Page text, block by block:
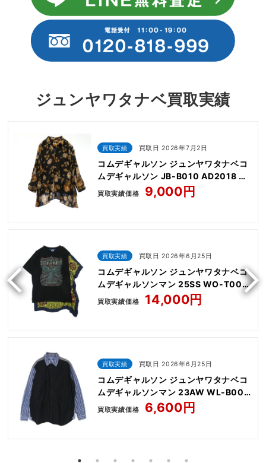
ジュンヤワタナベ買取実績
買取実績 買取日 2026年7月2日
コムデギャルソン ジュンヤワタナベコ
ムデギャルソン JB-B010 AD2018 花
柄 サイドプリーツ エステル フラワー
プリント シャツ ブラウス
買取実績価格 9,000円
買取実績 買取日 2026年6月25日
コムデギャルソン ジュンヤワタナベコ
ムデギャルソンマン 25SS WO-T003
AC/DC Silk Scarf プリント シルク ス
カーフ ドッキング 半袖 Tシャツ カット
買取実績価格 14,000円
買取実績 買取日 2026年6月25日
コムデギャルソン ジュンヤワタナベコ
ムデギャルソンマン 23AW WL-B004
ストライプ 切替 エルボーパッチ 長袖
買取実績価格 6,600円